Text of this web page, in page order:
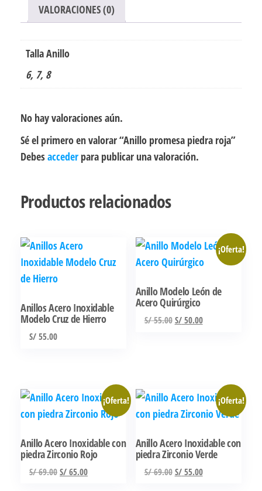
VALORACIONES (0)
Talla Anillo
6, 7, 8
No hay valoraciones aún.
Sé el primero en valorar “Anillo promesa piedra roja”
Debesacceder para publicar una valoración.
Productos relacionados
Anillos Acero Inoxidable
Modelo Cruz de Hierro
S/55.00
tiene
múltiples
variantes.
Las
opciones
¡Oferta!
Anillo Modelo León de
Acero Quirúrgico
S/55.00 El
S/50.00El
múltiples
variantes.
Las
opciones
se
pueden
¡Oferta!
Anillo Acero Inoxidable con
piedra Zirconio Rojo
S/69.00El
S/65.00El
¡Oferta!
Anillo Acero Inoxidable con
piedra Zirconio Verde
S/69.00 El
S/55.00El